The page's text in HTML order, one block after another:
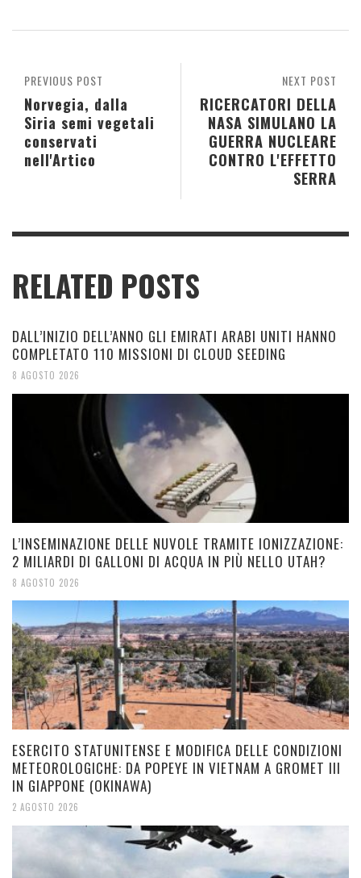
NEXT POST
RICERCATORI DELLA
NASA SIMULANO LA
GUERRA NUCLEARE
CONTRO L'EFFETTO
SERRA
PREVIOUS POST
Norvegia, dalla
Siria semi vegetali
conservati
nell'Artico
RELATED POSTS
DALL’INIZIO DELL’ANNO GLI EMIRATI ARABI UNITI HANNO
COMPLETATO 110 MISSIONI DI CLOUD SEEDING
8 AGOSTO 2026
L’INSEMINAZIONE DELLE NUVOLE TRAMITE IONIZZAZIONE:
2 MILIARDI DI GALLONI DI ACQUA IN PIÙ NELLO UTAH?
8 AGOSTO 2026
ESERCITO STATUNITENSE E MODIFICA DELLE CONDIZIONI
METEOROLOGICHE: DA POPEYE IN VIETNAM A GROMET III
IN GIAPPONE (OKINAWA)
2 AGOSTO 2026